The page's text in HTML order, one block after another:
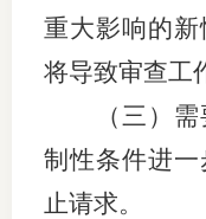
重大影响的
将导致审查工
（三）
制性条件进
止请求。